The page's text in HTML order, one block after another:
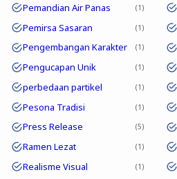
Pemandian Air Panas 1
Pemirsa Sasaran 1
Pengembangan Karakter 1
Pengucapan Unik 1
perbedaan partikel 1
Pesona Tradisi 1
Press Release 5
Ramen Lezat 1
Realisme Visual 1